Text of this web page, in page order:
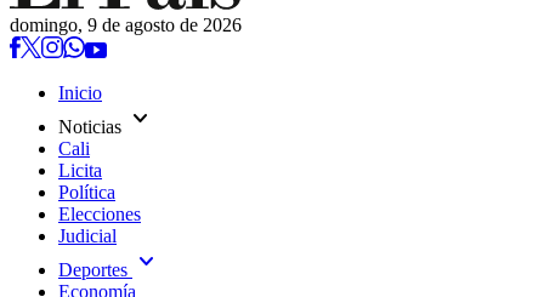
domingo, 9 de agosto de 2026
Inicio
Noticias expand_more
Cali
Licita
Política
Elecciones
Judicial
Deportes expand_more
Economía